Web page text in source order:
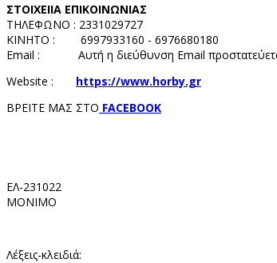
ΣΤΟΙΧΕΙΙΑ ΕΠΙΚΟΙΝΩΝΙΑΣ
ΤΗΛΕΦΩΝΟ : 2331029727
ΚΙΝΗΤΟ : 6997933160 - 6976680180
Email : Αυτή η διεύθυνση Email
Website : https://www.horby.gr
ΒΡΕΙΤΕ ΜΑΣ ΣΤΟ FACEBOOK
ΕΛ-231022
ΜΟΝΙΜΟ
Λέξεις-κλειδιά: